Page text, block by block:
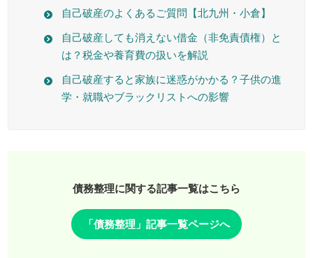
自己破産のよくあるご質問【北九州・小倉】
自己破産しても消えない借金（非免責債権）と
は？税金や養育費の扱いを解説
自己破産すると家族に迷惑がかかる？子供の進
学・就職やブラックリストへの影響
債務整理に関する記事一覧はこちら
「債務整理」記事一覧ページへ